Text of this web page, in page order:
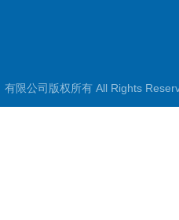
有限公司版权所有 All Rights